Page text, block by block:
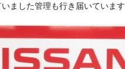
ました管理も行き届いています